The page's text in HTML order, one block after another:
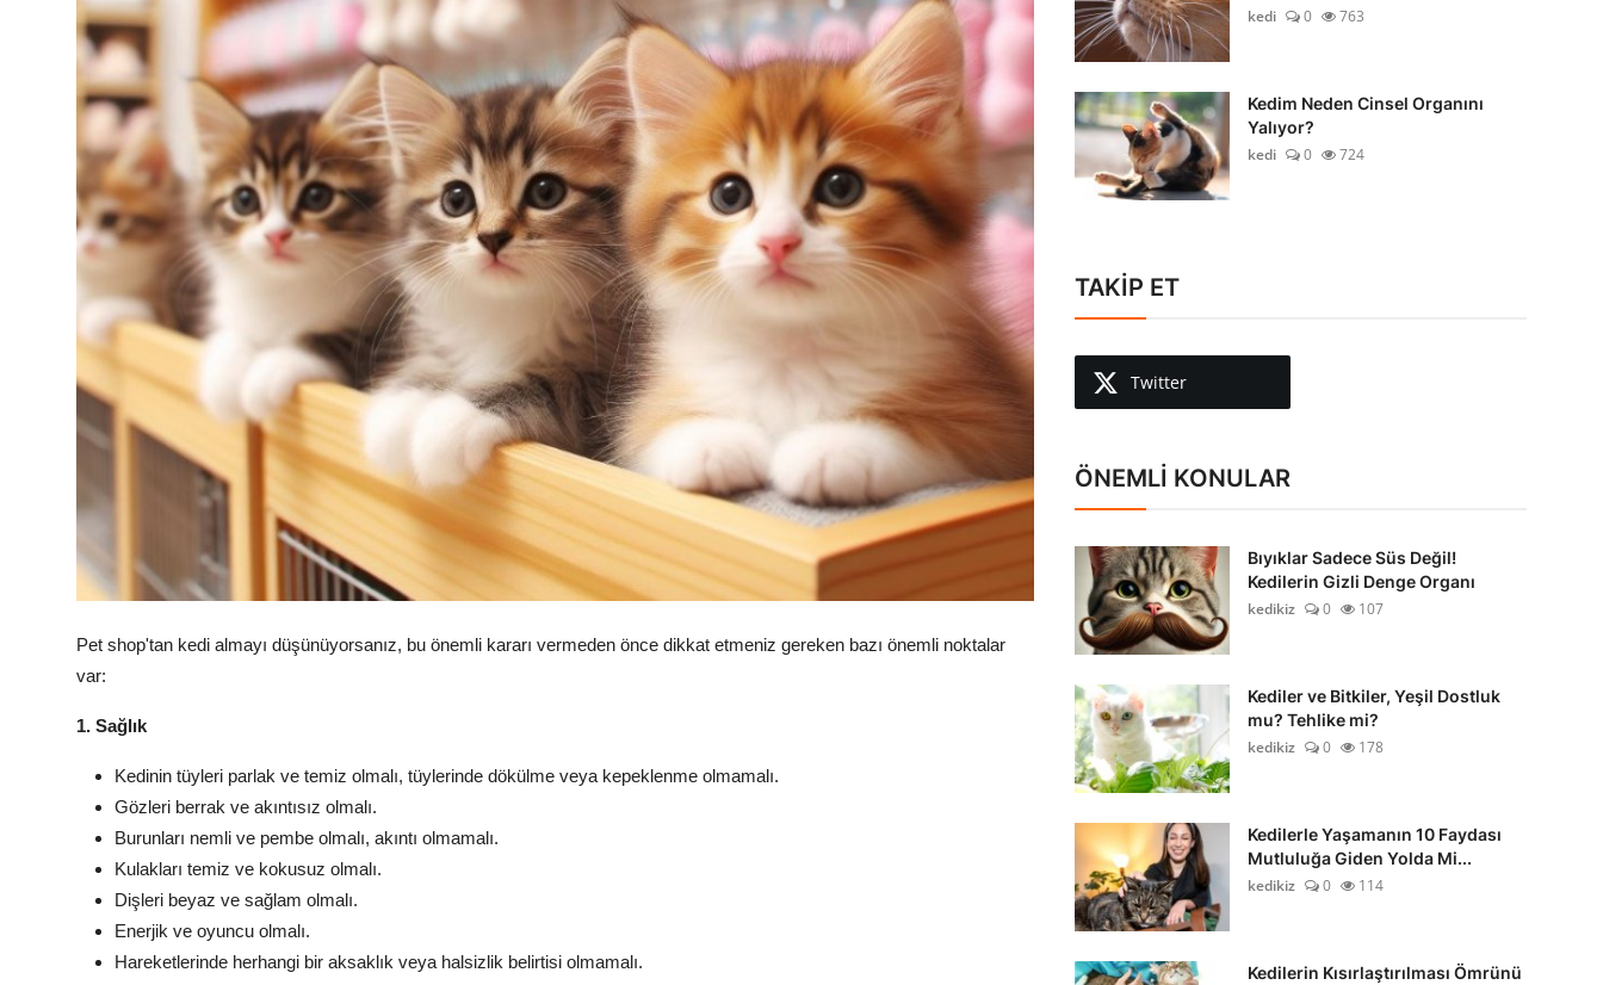
Pet shop'tan kedi almayı düşünüyorsanız, bu önemli kararı vermeden önce dikkat etmeniz gereken bazı önemli noktalar
var:
1. Sağlık
Kedinin tüyleri parlak ve temiz olmalı, tüylerinde dökülme veya kepeklenme olmamalı.
Gözleri berrak ve akıntısız olmalı.
Burunları nemli ve pembe olmalı, akıntı olmamalı.
Kulakları temiz ve kokusuz olmalı.
Dişleri beyaz ve sağlam olmalı.
Enerjik ve oyuncu olmalı.
Hareketlerinde herhangi bir aksaklık veya halsizlik belirtisi olmamalı.
kedi
0 763
Kedim Neden Cinsel Organını
Yalıyor?
kedi
0 724
TAKİP ET
Twitter
ÖNEMLİ KONULAR
Bıyıklar Sadece Süs Değil!
Kedilerin Gizli Denge Organı
kedikiz
0 107
Kediler ve Bitkiler, Yeşil Dostluk
mu? Tehlike mi?
kedikiz
0 178
Kedilerle Yaşamanın 10 Faydası
Mutluluğa Giden Yolda Mi...
kedikiz
0 114
Kedilerin Kısırlaştırılması Ömrünü